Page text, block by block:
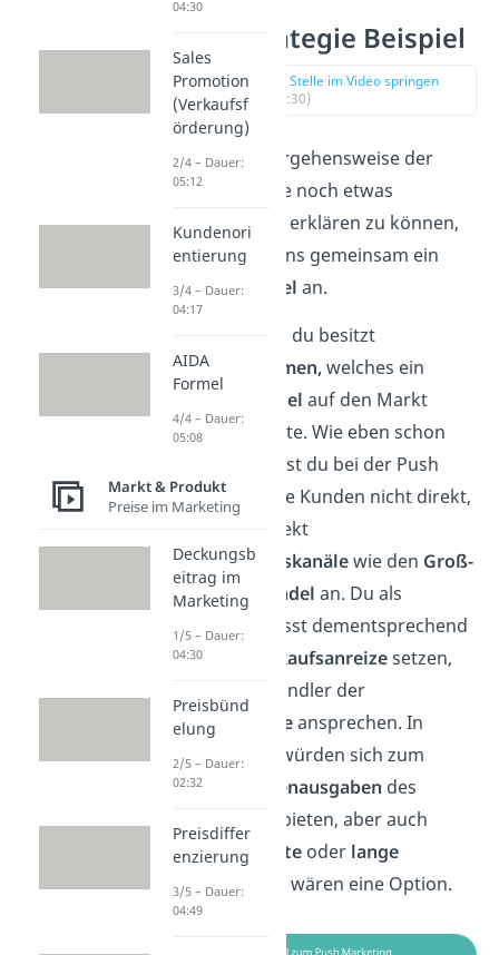
Push Strategie Beispiel
zur Stelle im Video springen
(01:30)
Um dir die Vorgehensweise der
Push-Strategie noch etwas
anschaulicher erklären zu können,
schauen wir uns gemeinsam ein
kurzesBeispiel an.
Angenommen du besitzt
einUnternehmen,welches ein
Duschgel auf den Markt
bringen möchte. Wie eben schon
gehört, sprichst du bei der Push
Strategie deine Kunden nicht direkt,
sondern indirekt
überVertriebskanälewie den Groß-
undEinzelhandel an. Du als
Hersteller musst dementsprechend
zunächst
Verkaufsanreizesetzen,
welche alle Händler der
Vertriebsketteansprechen. In
unserem Fall würden sich zum
Beispiel
Probenausgaben des
Duschgels anbieten, aber auch
Mengenrabatteoder lange
Zahlungsziele
wären eine Option.
04:30
Sales
Promotion
(Verkaufsf
örderung)
2/4 – Dauer:
05:12
Kundenori
entierung
3/4 – Dauer:
04:17
AIDA
Formel
4/4 – Dauer:
05:08
Markt & Produkt
Preise im Marketing
Deckungsb
eitrag im
Marketing
1/5 – Dauer:
04:30
Preisbünd
elung
2/5 – Dauer:
02:32
Preisdiffer
enzierung
3/5 – Dauer:
04:49